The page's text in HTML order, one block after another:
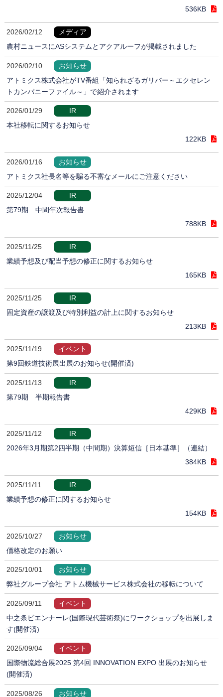
536KB
2026/02/12
メディア
農村ニュースにASシステムとアクアルーフが掲載されました
2026/02/10
お知らせ
アトミクス株式会社がTV番組「知られざるガリバー～エクセレン
トカンパニーファイル～」で紹介されます
2026/01/29
IR
本社移転に関するお知らせ
122KB
2026/01/16
お知らせ
アトミクス社長名等を騙る不審なメールにご注意ください
2025/12/04
IR
第79期 中間年次報告書
788KB
2025/11/25
IR
業績予想及び配当予想の修正に関するお知らせ
165KB
2025/11/25
IR
固定資産の譲渡及び特別利益の計上に関するお知らせ
213KB
2025/11/19
イベント
第9回鉄道技術展出展のお知らせ(開催済)
2025/11/13
IR
第79期 半期報告書
429KB
2025/11/12
IR
2026年3月期第2四半期（中間期）決算短信［日本基準］（連結）
384KB
2025/11/11
IR
業績予想の修正に関するお知らせ
154KB
2025/10/27
お知らせ
価格改定のお願い
2025/10/01
お知らせ
弊社グループ会社 アトム機械サービス株式会社の移転について
2025/09/11
イベント
中之条ビエンナーレ(国際現代芸術祭)にワークショップを出展しま
す(開催済)
2025/09/04
イベント
国際物流総合展2025 第4回 INNOVATION EXPO 出展のお知らせ
(開催済)
2025/08/26 お知らせ